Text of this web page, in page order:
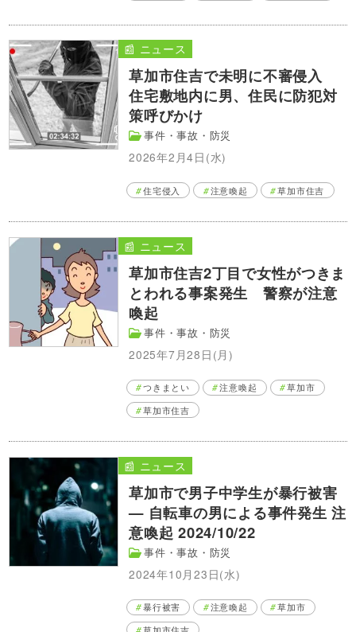
草加市住吉で未明に不審侵入
住宅敷地内に男、住民に防犯対
策呼びかけ
事件・事故・防災
2026年2月4日(水)
📰 ニュース
住宅侵入 注意喚起 草加市住吉
草加市住吉2丁目で女性がつきま
とわれる事案発生 警察が注意
喚起
事件・事故・防災
2025年7月28日(月)
📰 ニュース
つきまとい 注意喚起
草加市
草加市住吉
草加市で男子中学生が暴行被害
— 自転車の男による事件発生 注
意喚起 2024/10/22
事件・事故・防災
2024年10月23日(水)
📰 ニュース
暴行被害 注意喚起
草加市
草加市住吉